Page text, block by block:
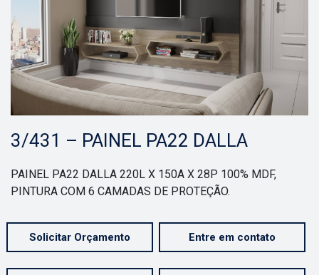
3/431 – PAINEL PA22 DALLA
PAINEL PA22 DALLA 220L X 150A X 28P 100% MDF,
PINTURA COM 6 CAMADAS DE PROTEÇÃO.
Solicitar Orçamento Entre em contato